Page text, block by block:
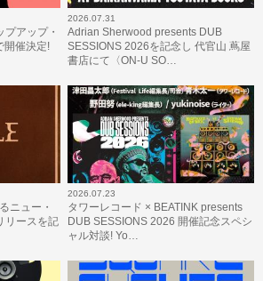
アップ・
開催決定!
2026.07.31
Adrian Sherwood presents DUB
SESSIONS 2026を記念し 代官山 蔦屋
書店にて〈ON-U SO…
ニュー・
リースを記
2026.07.23
タワーレコード × BEATINK presents
DUB SESSIONS 2026 開催記念スペシ
ャル対談! Yo…